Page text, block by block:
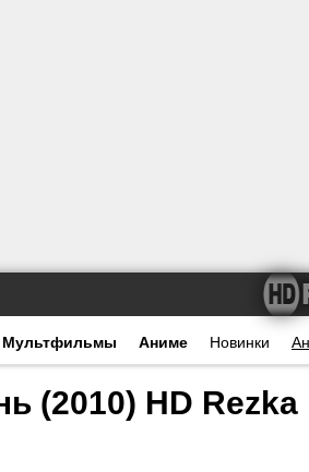
Мультфильмы Аниме Новинки
(2010) HD Rezka